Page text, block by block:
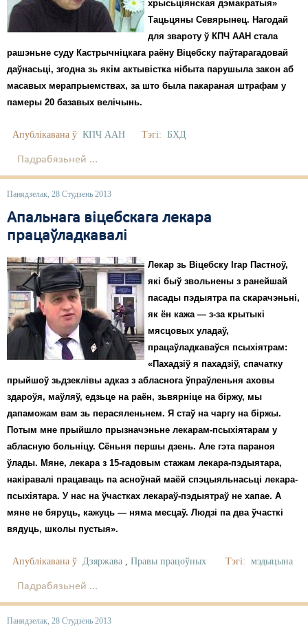
хрысьціянская дэмакратыя»
Тацьцяны Севярынец. Нагодай
для звароту ў КПЧ ААН стала
рашэньне суду Кастрычніцкага раёну Віцебску паўтарагадовай
даўнасьці, згодна зь якім актывістка нібыта парушыла закон аб
масавых мерапрыемствах, за што была пакараная штрафам у
памеры 20 базавых велічынь.
Апублікавана ў КПЧ ААН Тэгі: БХД
Падрабязьней ...
Панядзелак, 28 Студзень 2013
Апальнага віцебскага лекара
працаўладкавалі
Лекар зь Віцебску Ігар Пастноў,
які быў звольнены з ранейшай
пасады пэдыятра па скарачэньні,
як ён кажа — з-за крытыкі
мясцовых уладаў,
працаўладкаваўся псыхіятрам:
«Пахадзіў я пахадзіў, спачатку
прыйшоў зьдзеклівы адказ з абласнога ўпраўленьня аховы
здароўя, маўляў, едзьце на раён, зьвярніце на біржу, мы
дапаможам вам зь перасяленьнем. Я стаў на чаргу на біржы.
Потым мне прыйшло прызначэньне лекарам-псыхіятарам у
абласную больніцу. Сёньня першы дзень. Але гэта параноя
ўлады. Мяне, лекара з 15-гадовым стажам лекара-пэдыятара,
накіравалі працаваць па асноўнай маёй спэцыяльнасьці лекара-
псыхіятара. У нас на ўчастках лекараў-пэдыятраў не хапае. А
мяне не бяруць, кажуць — няма месцаў. Людзі па два ўчасткі
вядуць, школы пустыя».
Апублікавана ў Дзяржава , Правы працоўных Тэгі: мэдыцына
Падрабязьней ...
Панядзелак, 28 Студзень 2013